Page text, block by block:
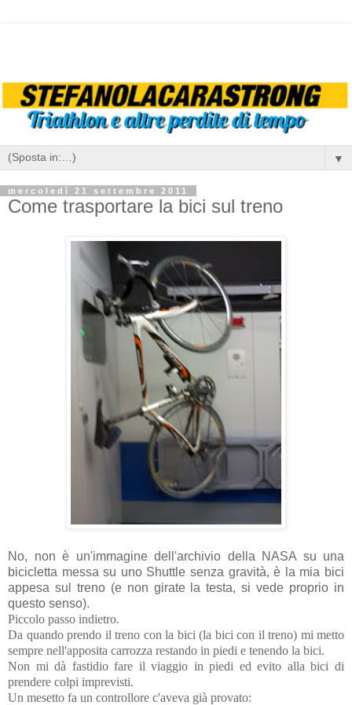
▼
mercoledì 21 settembre 2011
Come trasportare la bici sul treno
No, non è un'immagine dell'archivio della NASA su una
bicicletta messa su uno Shuttle senza gravità, è la mia bici
appesa sul treno (e non girate la testa, si vede proprio in
questo senso).
Piccolo passo indietro.
Da quando prendo il treno con la bici (la bici con il treno) mi metto
sempre nell'apposita carrozza restando in piedi e tenendo la bici.
Non mi dà fastidio fare il viaggio in piedi ed evito alla bici di
prendere colpi imprevisti.
Un mesetto fa un controllore c'aveva già provato: